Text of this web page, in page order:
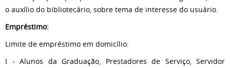
o auxílio do bibliotecário, sobre tema de interesse do usuário.
Empréstimo:
Limite de empréstimo em domicílio:
I - Alunos da Graduação, Prestadores de Serviço, Servidor